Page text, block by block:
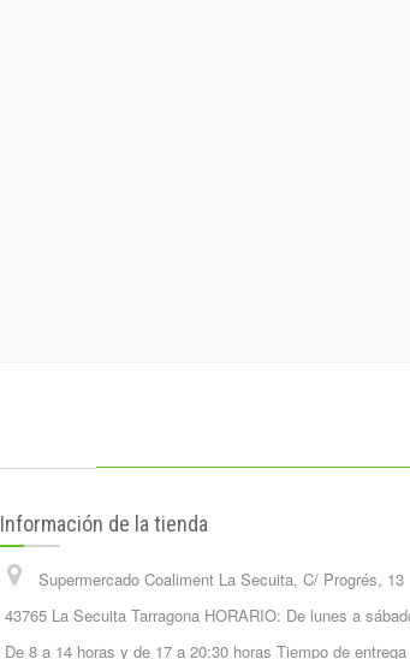
Información de la tienda
Supermercado Coaliment La Secuita, C/ Progrés, 13
43765 La Secuita Tarragona HORARIO: De lunes a
De 8 a 14 horas y de 17 a 20:30 horas Tiempo de